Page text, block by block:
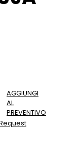
AGGIUNGI
AL
PREVENTIVO